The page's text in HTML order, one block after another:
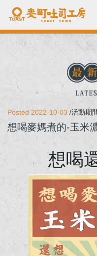
Posted 2022-10-03 /活動期
想喝麥媽煮的-玉米
想喝